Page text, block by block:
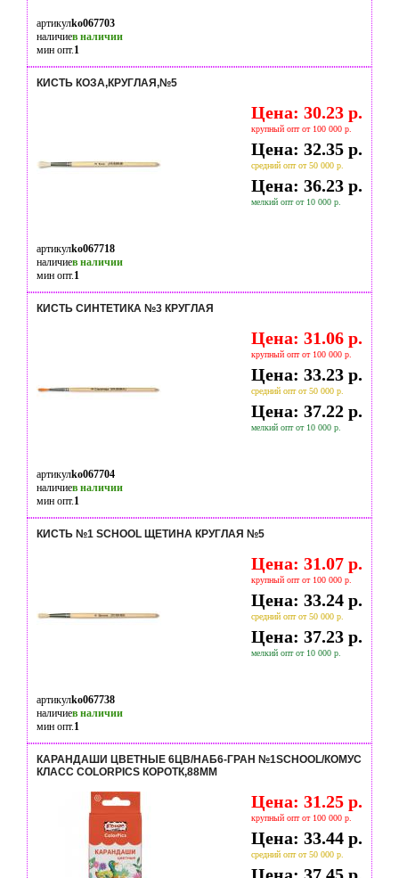
артикулko067703
наличиев наличии
мин опт.1
КИСТЬ КОЗА,КРУГЛАЯ,№5
Цена: 30.23 р.
крупный опт от 100 000 р.
Цена: 32.35 р.
средний опт от 50 000 р.
Цена: 36.23 р.
мелкий опт от 10 000 р.
артикулko067718
наличиев наличии
мин опт.1
КИСТЬ СИНТЕТИКА №3 КРУГЛАЯ
Цена: 31.06 р.
крупный опт от 100 000 р.
Цена: 33.23 р.
средний опт от 50 000 р.
Цена: 37.22 р.
мелкий опт от 10 000 р.
артикулko067704
наличиев наличии
мин опт.1
КИСТЬ №1 SCHOOL ЩЕТИНА КРУГЛАЯ №5
Цена: 31.07 р.
крупный опт от 100 000 р.
Цена: 33.24 р.
средний опт от 50 000 р.
Цена: 37.23 р.
мелкий опт от 10 000 р.
артикулko067738
наличиев наличии
мин опт.1
КАРАНДАШИ ЦВЕТНЫЕ 6ЦВ/НАБ6-ГРАН №1SCHOOL/КОМУС
КЛАСС COLORPICS КОРОТК,88ММ
Цена: 31.25 р.
крупный опт от 100 000 р.
Цена: 33.44 р.
средний опт от 50 000 р.